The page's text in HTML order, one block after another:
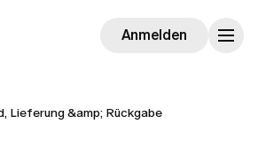
Anmelden
Lieferung &amp; Rückgabe